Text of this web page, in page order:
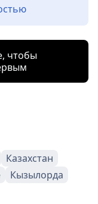
чтобы
Казахстан
Кызылорда